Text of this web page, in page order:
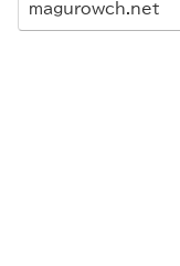
magurowch.net